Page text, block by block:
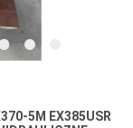
5M EX385USR